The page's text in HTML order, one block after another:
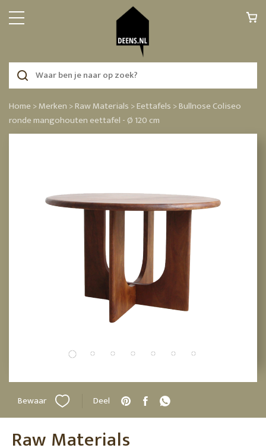
Home >Merken >Raw Materials >Eettafels >Bullnose Coliseo
ronde mangohouten eettafel - Ø 120 cm
Bewaar Deel
Raw Materials